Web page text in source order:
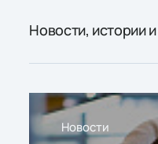
Новости, истории
Новости